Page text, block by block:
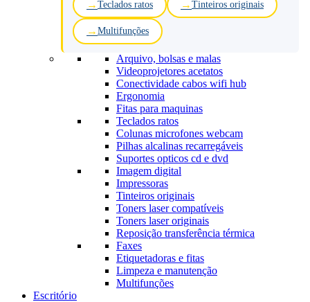
Teclados ratos Tinteiros originais
Multifunções
Arquivo, bolsas e malas
Videoprojetores acetatos
Conectividade cabos wifi hub
Ergonomia
Fitas para maquinas
Teclados ratos
Colunas microfones webcam
Pilhas alcalinas recarregáveis
Suportes opticos cd e dvd
Imagem digital
Impressoras
Tinteiros originais
Toners laser compatíveis
Toners laser originais
Reposição transferência térmica
Faxes
Etiquetadoras e fitas
Limpeza e manutenção
Multifunções
Escritório